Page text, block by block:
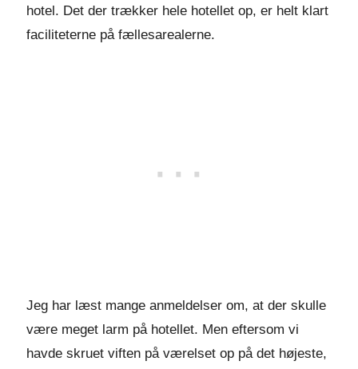
hotel. Det der trækker hele hotellet op, er helt klart
faciliteterne på fællesarealerne.
Jeg har læst mange anmeldelser om, at der skulle
være meget larm på hotellet. Men eftersom vi
havde skruet viften på værelset op på det højeste,